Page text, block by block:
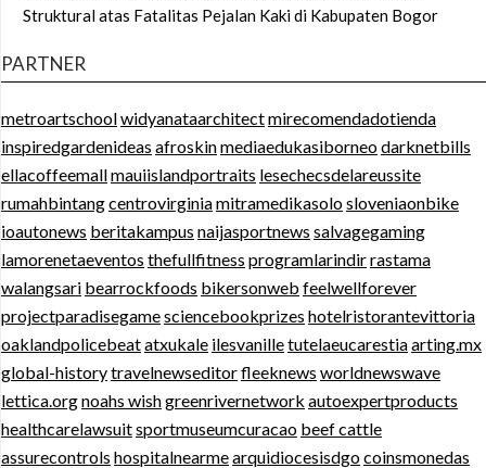
Struktural atas Fatalitas Pejalan Kaki di Kabupaten Bogor
PARTNER
metroartschoolwidyanataarchitectmirecomendadotienda
inspiredgardenideas afroskinmediaedukasiborneodarknetbills
ellacoffeemallmauiislandportraits lesechecsdelareussite
rumahbintangcentrovirginiamitramedikasolosloveniaonbike
ioautonews beritakampus naijasportnews salvagegaming
lamorenetaeventos thefullfitness programlarindirrastama
walangsari bearrockfoods bikersonweb feelwellforever
projectparadisegamesciencebookprizes hotelristorantevittoria
oaklandpolicebeatatxukale ilesvanilletutelaeucarestiaarting.mx
global-historytravelnewseditorfleeknews worldnewswave
lettica.orgnoahs wishgreenrivernetwork autoexpertproducts
healthcarelawsuitsportmuseumcuracao beef cattle
assurecontrols hospitalnearmearquidiocesisdgocoinsmonedas